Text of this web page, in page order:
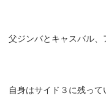
父ジンバとキャスバル、
自身はサイド３に残って